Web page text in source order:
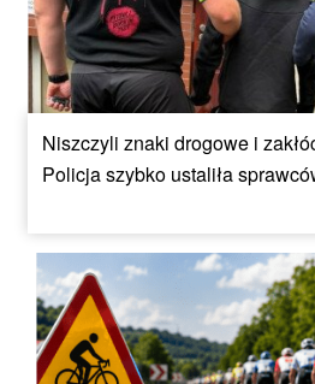
Niszczyli znaki drogowe i
Policja szybko ustaliła